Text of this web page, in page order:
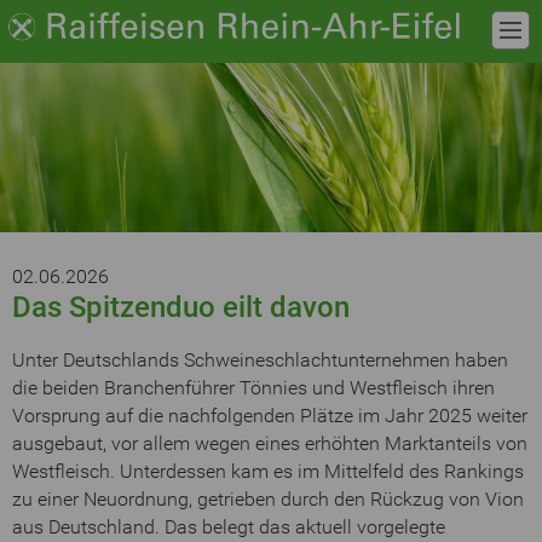
02.06.2026
Das Spitzenduo eilt davon
Unter Deutschlands Schweineschlachtunternehmen haben
die beiden Branchenführer Tönnies und Westfleisch ihren
Vorsprung auf die nachfolgenden Plätze im Jahr 2025 weiter
ausgebaut, vor allem wegen eines erhöhten Marktanteils von
Westfleisch. Unterdessen kam es im Mittelfeld des Rankings
zu einer Neuordnung, getrieben durch den Rückzug von Vion
aus Deutschland. Das belegt das aktuell vorgelegte